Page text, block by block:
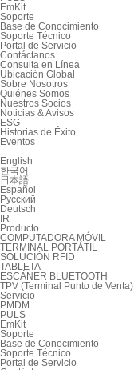
EmKit
Soporte
Base de Conocimiento
Soporte Técnico
Portal de Servicio
Contáctanos
Consulta en Línea
Ubicación Global
Sobre Nosotros
Quiénes Somos
Nuestros Socios
Noticias & Avisos
ESG
Historias de Éxito
Eventos
English
한국어
日本語
Español
Русский
Deutsch
IR
Producto
COMPUTADORA MÓVIL
TERMINAL PORTÁTIL
SOLUCIÓN RFID
TABLETA
ESCÁNER BLUETOOTH
TPV (Terminal Punto de Venta)
Servicio
PMDM
PULS
EmKit
Soporte
Base de Conocimiento
Soporte Técnico
Portal de Servicio